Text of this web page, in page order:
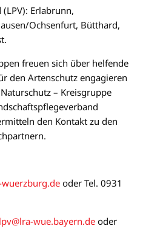
Erlabrunn,
Ochsenfurt, Bütthard,
freuen sich über helfende
den Artenschutz engagieren
– Kreisgruppe
den Kontakt zu den
oder Tel. 0931
lpv@lra-wue.bayern.de oder